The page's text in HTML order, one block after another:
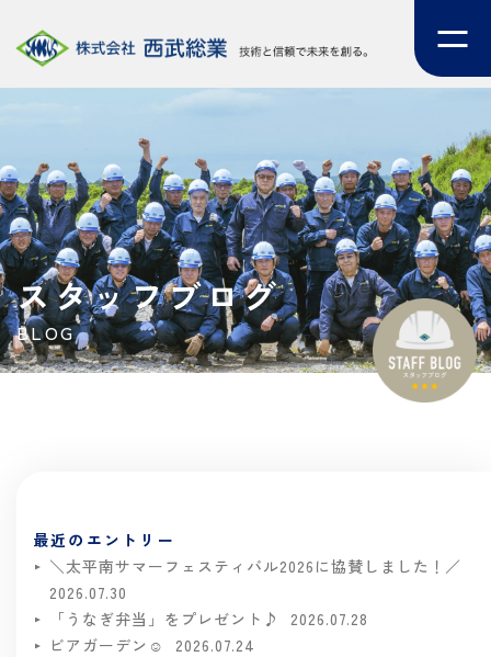
スタッフブログ
BLOG
最近のエントリー
＼太平南サマーフェスティバル2026に協賛しました！／
2026.07.30
「うなぎ弁当」をプレゼント♪
2026.07.28
ビアガーデン☺
2026.07.24